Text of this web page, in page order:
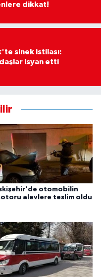
dikkat!
sinek istilası:
isyan etti
otomobilin
alevlere teslim oldu